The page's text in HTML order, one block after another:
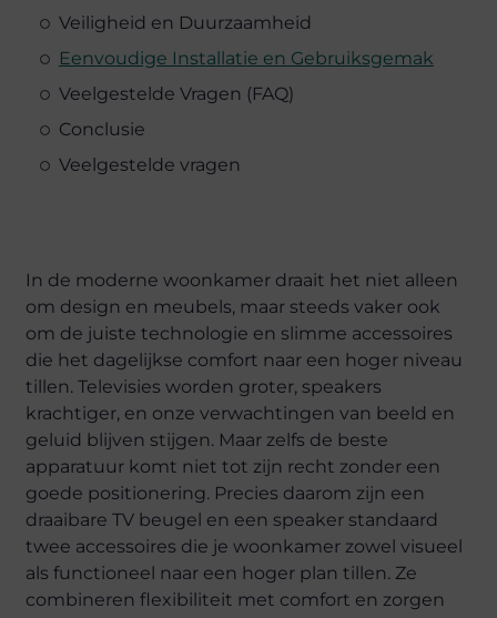
Veiligheid en Duurzaamheid
Eenvoudige Installatie en Gebruiksgemak
Veelgestelde Vragen (FAQ)
Conclusie
Veelgestelde vragen
In de moderne woonkamer draait het niet alleen
om design en meubels, maar steeds vaker ook
om de juiste technologie en slimme accessoires
die het dagelijkse comfort naar een hoger niveau
tillen. Televisies worden groter, speakers
krachtiger, en onze verwachtingen van beeld en
geluid blijven stijgen. Maar zelfs de beste
apparatuur komt niet tot zijn recht zonder een
goede positionering. Precies daarom zijn een
draaibare TV beugel en een speaker standaard
twee accessoires die je woonkamer zowel visueel
als functioneel naar een hoger plan tillen. Ze
combineren flexibiliteit met comfort en zorgen